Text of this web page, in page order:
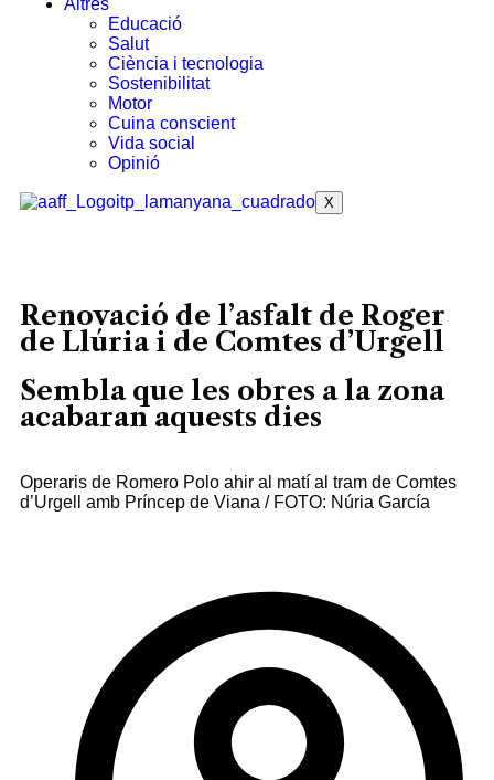
Altres
Educació
Salut
Ciència i tecnologia
Sostenibilitat
Motor
Cuina conscient
Vida social
Opinió
X
Renovació de l’asfalt de Roger
de Llúria i de Comtes d’Urgell
Sembla que les obres a la zona
acabaran aquests dies
Operaris de Romero Polo ahir al matí al tram de Comtes
d’Urgell amb Príncep de Viana / FOTO: Núria García